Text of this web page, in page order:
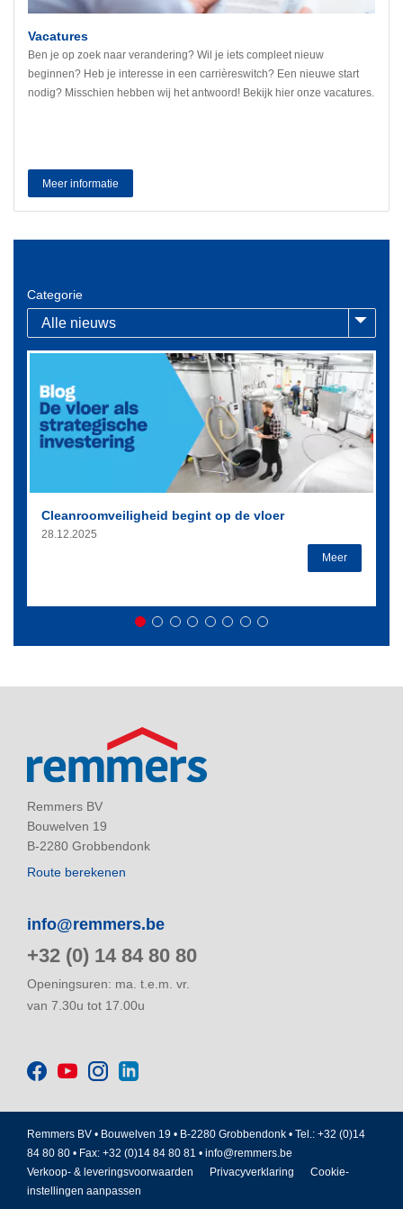
Vacatures
Ben je op zoek naar verandering? Wil je iets compleet nieuw
beginnen? Heb je interesse in een carrièreswitch? Een nieuwe start
nodig? Misschien hebben wij het antwoord! Bekijk hier onze vacatures.
Meer informatie
Categorie
Cleanroomveiligheid begint op de vloer
28.12.2025
Meer
Remmers BV
Bouwelven 19
B-2280 Grobbendonk
Route berekenen
info@remmers.be
+32 (0) 14 84 80 80
Openingsuren: ma. t.e.m. vr.
van 7.30u tot 17.00u
Remmers BV • Bouwelven 19 • B-2280 Grobbendonk • Tel.: +32 (0)14
84 80 80 • Fax: +32 (0)14 84 80 81 • info@remmers.be
Verkoop- & leveringsvoorwaarden
Privacyverklaring
Cookie-
instellingen aanpassen